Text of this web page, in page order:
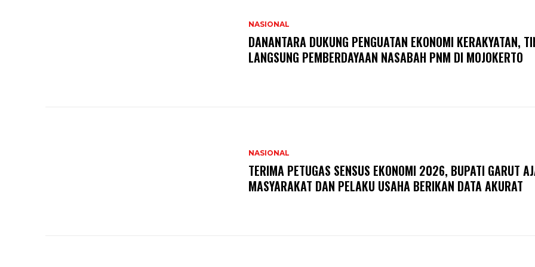
NASIONAL
DANANTARA DUKUNG PENGUATAN EKONOMI KERAKYATAN,
LANGSUNG PEMBERDAYAAN NASABAH PNM DI MOJOKERTO
NASIONAL
TERIMA PETUGAS SENSUS EKONOMI 2026, BUPATI GARUT
MASYARAKAT DAN PELAKU USAHA BERIKAN DATA AKURAT